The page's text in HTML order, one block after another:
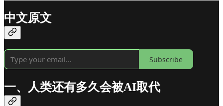
中文原文
Subscribe
一、人类还有多久会被AI取代